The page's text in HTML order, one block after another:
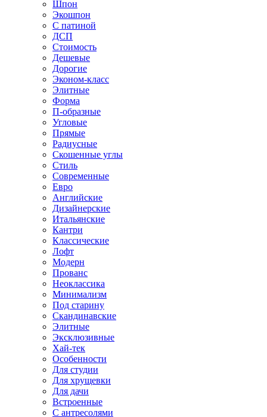
Шпон
Экошпон
С патиной
ДСП
Стоимость
Дешевые
Дорогие
Эконом-класс
Элитные
Форма
П-образные
Угловые
Прямые
Радиусные
Скошенные углы
Стиль
Современные
Евро
Английские
Дизайнерские
Итальянские
Кантри
Классические
Лофт
Модерн
Прованс
Неоклассика
Минимализм
Под старину
Скандинавские
Элитные
Эксклюзивные
Хай-тек
Особенности
Для студии
Для хрущевки
Для дачи
Встроенные
С антресолями